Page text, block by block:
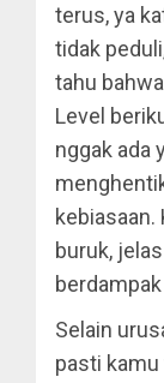
terus, ya
tidak
tahu
Level
nggak ada
kebiasaan.
buruk,
Selain
pasti